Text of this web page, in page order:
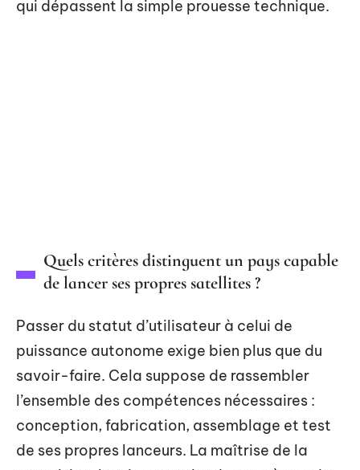
qui dépassent la simple prouesse technique.
Quels critères distinguent un pays capable
de lancer ses propres satellites ?
Passer du statut d’utilisateur à celui de
puissance autonome exige bien plus que du
savoir-faire. Cela suppose de rassembler
l’ensemble des compétences nécessaires :
conception, fabrication, assemblage et test
de ses propres lanceurs. La maîtrise de la